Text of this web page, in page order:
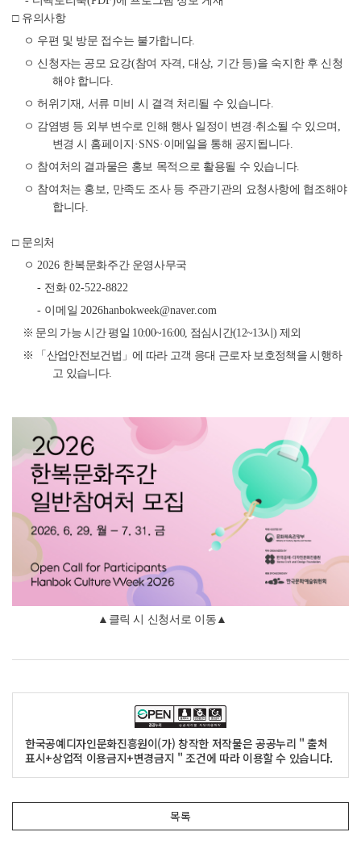
□ 유의사항
ㅇ 우편 및 방문 접수는 불가합니다.
ㅇ 신청자는 공모 요강(참여 자격 , 대상, 기간 등)을 숙지한 후 신청
해야 합니다.
ㅇ 허위기재 , 서류 미비 시 결격 처리될 수 있습니다.
ㅇ 감염병 등 외부 변수로 인해 행사 일정이 변경 ·취소될 수 있으며 ,
변경 시
홈페이지 ·SNS· 이메일을 통해 공지됩니다.
ㅇ 참여처의 결과물은 홍보 목적으로 활용될 수 있습니다.
ㅇ 참여처는 홍보, 만족도 조사 등 주관기관의 요청사항에 협조해야
합니다.
□ 문의처
ㅇ2026 한복문화주간 운영사무국
- 전화02-522-8822
- 이메일 2026hanbokweek@naver.com
※ 문의 가능 시간 평일 10:00~16:00, 점심시간(12~13시)제외
※ 「 산업안전보건법 」에 따라 고객 응대 근로자 보호정책을 시행하
고 있습니다.
▲클릭 시 신청서로 이동▲
한국공예디자인문화진흥원이(가) 창작한 저작물은 공공누리 " 출처
표시+상업적 이용금지+변경금지 " 조건에 따라 이용할 수 있습니다.
목록